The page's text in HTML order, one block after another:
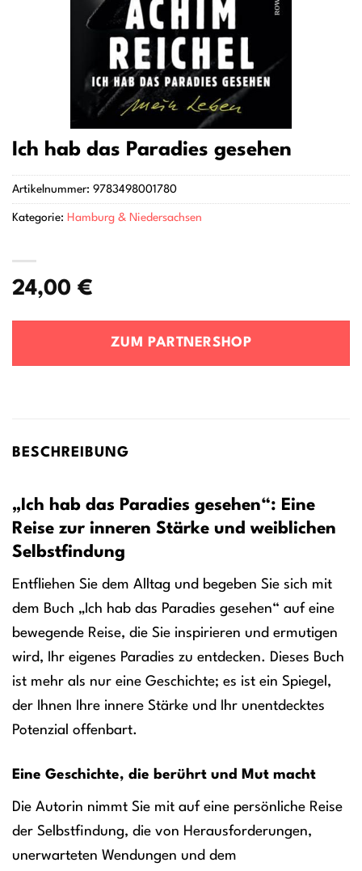
Ich hab das Paradies gesehen
24,00 €
ZUM PARTNERSHOP
Artikelnummer: 9783498001780
Kategorie: Hamburg & Niedersachsen
BESCHREIBUNG
„Ich hab das Paradies gesehen“: Eine
Reise zur inneren Stärke und weiblichen
Selbstfindung
Entfliehen Sie dem Alltag und begeben Sie sich mit
dem Buch „Ich hab das Paradies gesehen“ auf eine
bewegende Reise, die Sie inspirieren und ermutigen
wird, Ihr eigenes Paradies zu entdecken. Dieses Buch
ist mehr als nur eine Geschichte; es ist ein Spiegel,
der Ihnen Ihre innere Stärke und Ihr unentdecktes
Potenzial offenbart.
Eine Geschichte, die berührt und Mut macht
Die Autorin nimmt Sie mit auf eine persönliche Reise
der Selbstfindung, die von Herausforderungen,
unerwarteten Wendungen und dem